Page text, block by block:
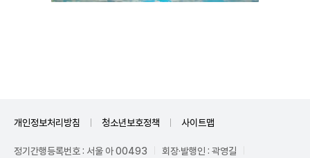
개인정보처리방침 청소년보호정책 사이트맵
정기간행등록번호 : 서울 아 00493
회장·발행인 : 곽영길